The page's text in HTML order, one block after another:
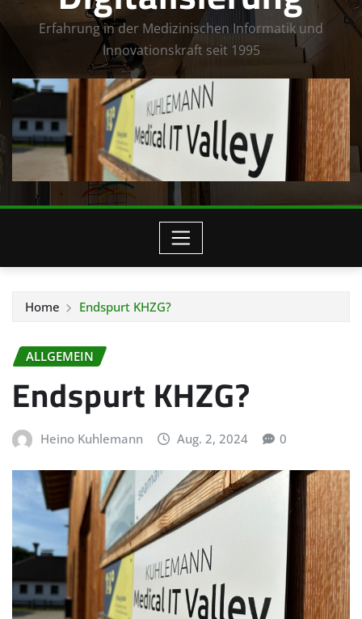
Erfahrung in der Medizinischen Informatik und
Innovationskraft seit 1995
Home Endspurt KHZG?
ALLGEMEIN
Endspurt KHZG?
Heino Kuhlemann Aug. 2, 2024 0